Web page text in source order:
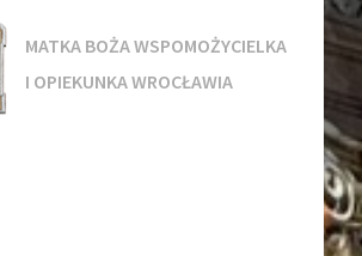
MATKA BOŻA WSPOMOŻYCIELKA
I OPIEKUNKA WROCŁAWIA